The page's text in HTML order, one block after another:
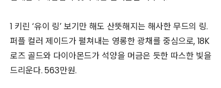
1 키린 ‘유이 링’ 보기만 해도 산뜻해지는 해사한 무드의 링.
퍼플 컬러 제이드가 펼쳐내는 영롱한 광채를 중심으로, 18K
로즈 골드와 다이아몬드가 석양을 머금은 듯한 따스한 빛을
드리운다. 563만원.